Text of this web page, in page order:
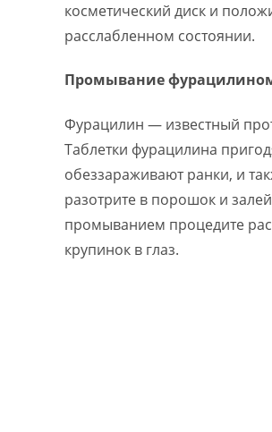
косметический диск и
расслабленном состоянии.
Промывание
Фурацилин — известный
Таблетки фурацилина
обеззараживают ранки, и
разотрите в порошок и
промыванием процедите
крупинок в глаз.